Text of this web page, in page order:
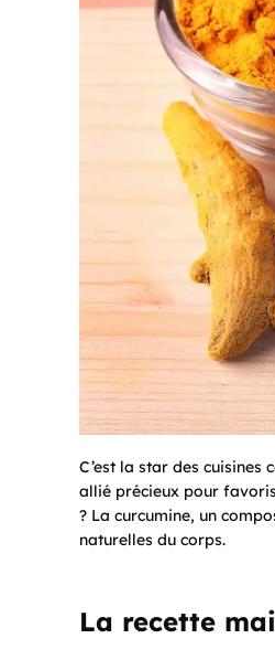
C’est la star des cuisines
allié précieux pour
? La curcumine, un
naturelles du corps.
La recette